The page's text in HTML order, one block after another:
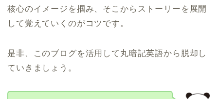
核心のイメージを掴み、そこからストーリーを展開
して覚えていくのがコツです。
是非、このブログを活用して丸暗記英語から脱却し
ていきましょう。